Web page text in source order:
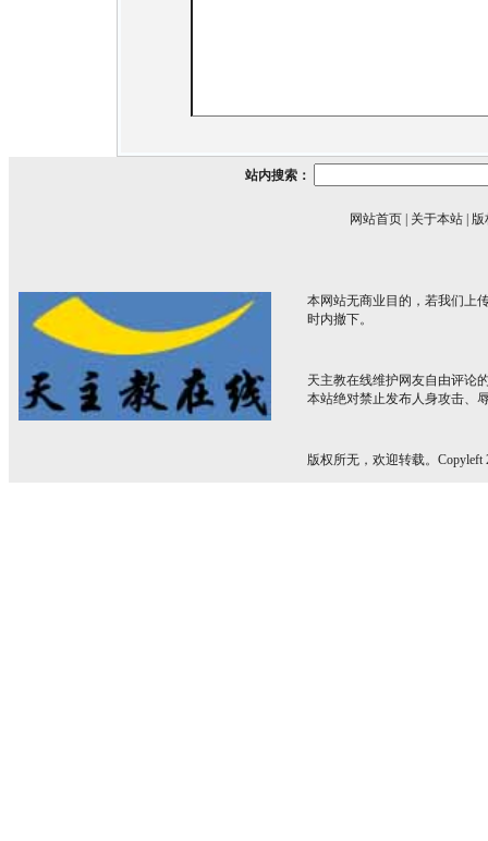
站内搜索：
网站首页 关于本站 版
本网站无商业目的，若我们上
时内撤下。
天主教在线维护网友自由评论
本站绝对禁止发布人身攻击、
版权所无，欢迎转载。